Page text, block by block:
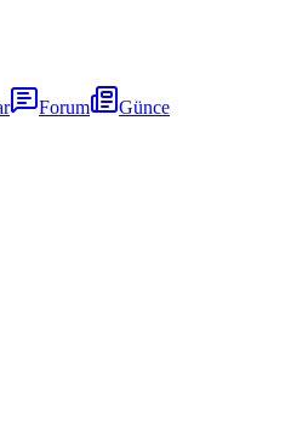
Forum
Günce